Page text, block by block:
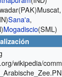
Sana'a,
Mogadiscio(SML)
wikipedia/comm